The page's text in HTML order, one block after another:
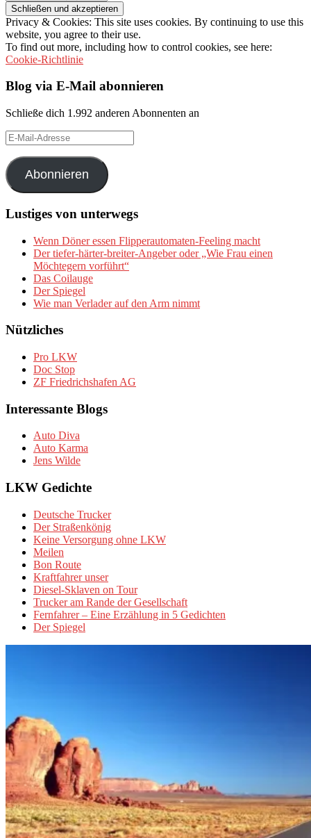
Privacy & Cookies: This site uses cookies. By continuing to use this
website, you agree to their use.
To find out more, including how to control cookies, see here:
Cookie-Richtlinie
Blog via E-Mail abonnieren
Schließe dich 1.992 anderen Abonnenten an
E-
Mail-
Adresse
Abonnieren
Lustiges von unterwegs
Wenn Döner essen Flipperautomaten-Feeling macht
Der tiefer-härter-breiter-Angeber oder „Wie Frau einen
Möchtegern vorführt“
Das Coilauge
Der Spiegel
Wie man Verlader auf den Arm nimmt
Nützliches
Pro LKW
Doc Stop
ZF Friedrichshafen AG
Interessante Blogs
Auto Diva
Auto Karma
Jens Wilde
LKW Gedichte
Deutsche Trucker
Der Straßenkönig
Keine Versorgung ohne LKW
Meilen
Bon Route
Kraftfahrer unser
Diesel-Sklaven on Tour
Trucker am Rande der Gesellschaft
Fernfahrer – Eine Erzählung in 5 Gedichten
Der Spiegel